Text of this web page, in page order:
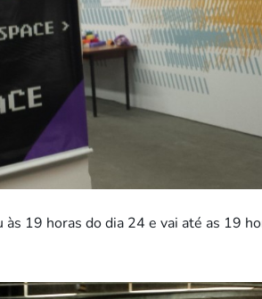
às 19 horas do dia 24 e vai até as 19